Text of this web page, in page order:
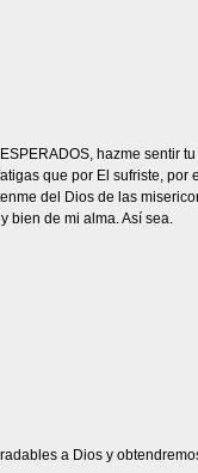
hazme sentir
que por El sufriste,
del Dios de las
bien de mi alma. Así sea.
a Dios y